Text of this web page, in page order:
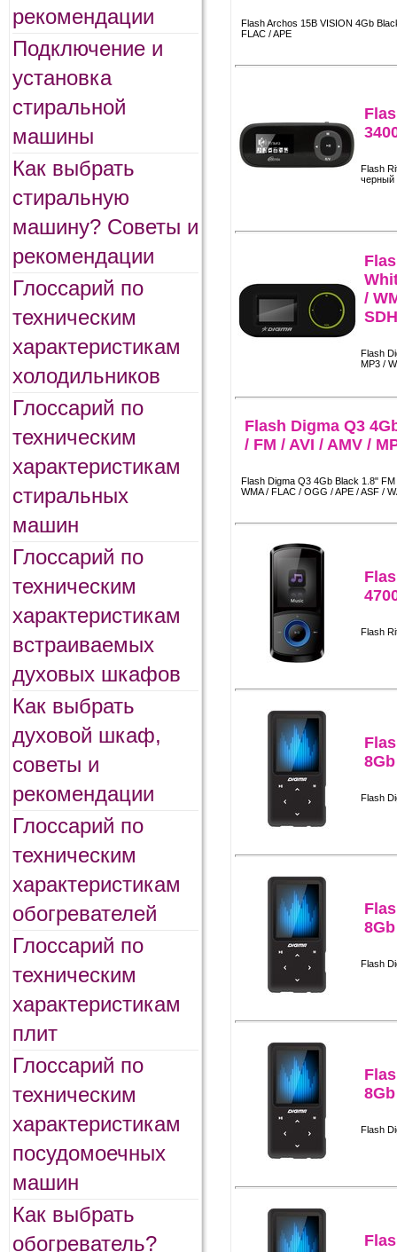
рекомендации
Подключение и
установка
стиральной
машины
Как выбрать
стиральную
машину? Советы и
рекомендации
Глоссарий по
техническим
характеристикам
холодильников
Глоссарий по
техническим
характеристикам
стиральных
машин
Глоссарий по
техническим
характеристикам
встраиваемых
духовых шкафов
Как выбрать
духовой шкаф,
советы и
рекомендации
Глоссарий по
техническим
характеристикам
обогревателей
Глоссарий по
техническим
характеристикам
плит
Глоссарий по
техническим
характеристикам
посудомоечных
машин
Как выбрать
обогреватель?
Flash Archos 15B VISION 4Gb
FLAC / APE
Flash
черный
/
Flash
MP3 /
Flash Digma Q3
/ FM / AVI / AMV /
Flash Digma Q3 4Gb Black 1.8" FM
WMA / FLAC / OGG / APE / ASF /
Flash
Flash
Flash
Flash